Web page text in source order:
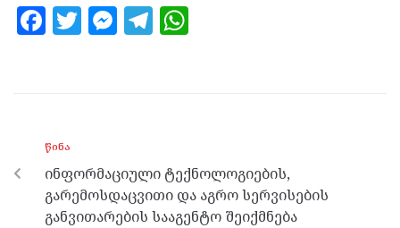
F
o
o
k
T M
er
T
m p
p
ᲬᲘᲜᲐ
ინფორმაციული ტექნოლოგიების,
გარემოსდაცვითი და აგრო სერვისების
განვითარების სააგენტო შეიქმნება